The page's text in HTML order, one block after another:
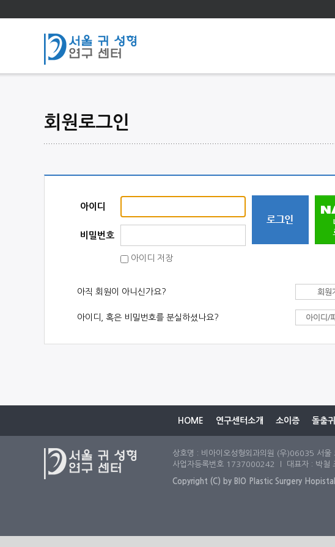
회원로그인
아이디
비밀번호
아이디 저장
아직 회원이 아니신가요?
아이디, 혹은 비밀번호를 분실하셨나요?
HOME 연구센터소개 소이증 돌출귀
상호명 : 비아이오성형외과의원 (우)06035 서
사업자등록번호 1737000242 l 대표자 : 박철
Copyright (C) by BIO Plastic Surgery